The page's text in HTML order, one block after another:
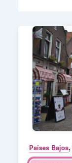
Países Bajos,